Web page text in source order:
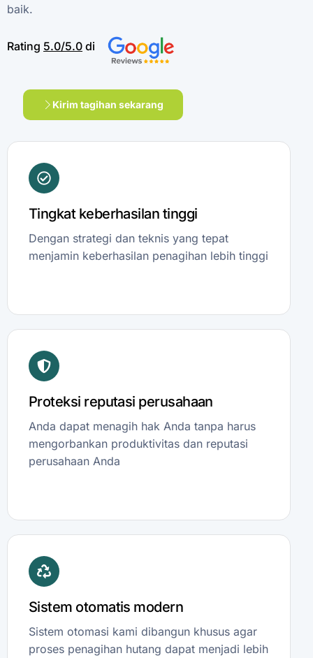
baik.
Rating 5.0/5.0 di
Kirim tagihan sekarang
Tingkat keberhasilan tinggi
Dengan strategi dan teknis yang tepat
menjamin keberhasilan penagihan lebih tinggi
Proteksi reputasi perusahaan
Anda dapat menagih hak Anda tanpa harus
mengorbankan produktivitas dan reputasi
perusahaan Anda
Sistem otomatis modern
Sistem otomasi kami dibangun khusus agar
proses penagihan hutang dapat menjadi lebih